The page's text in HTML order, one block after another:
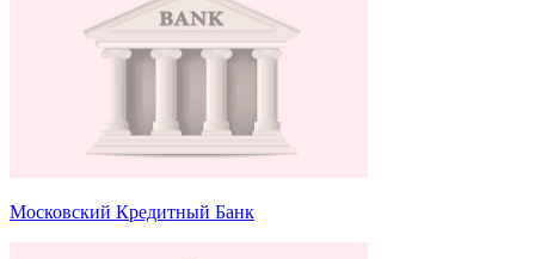
Московский Кредитный Банк